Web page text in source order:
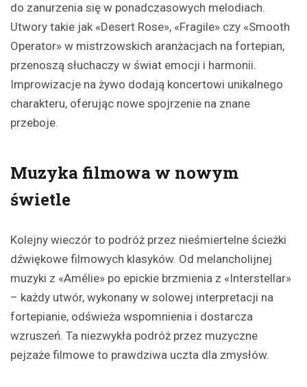
do zanurzenia się w ponadczasowych melodiach.
Utwory takie jak «Desert Rose», «Fragile» czy «Smooth
Operator» w mistrzowskich aranżacjach na fortepian,
przenoszą słuchaczy w świat emocji i harmonii.
Improwizacje na żywo dodają koncertowi unikalnego
charakteru, oferując nowe spojrzenie na znane
przeboje.
Muzyka filmowa w nowym
świetle
Kolejny wieczór to podróż przez nieśmiertelne ścieżki
dźwiękowe filmowych klasyków. Od melancholijnej
muzyki z «Amélie» po epickie brzmienia z «Interstellar»
– każdy utwór, wykonany w solowej interpretacji na
fortepianie, odświeża wspomnienia i dostarcza
wzruszeń. Ta niezwykła podróż przez muzyczne
pejzaże filmowe to prawdziwa uczta dla zmysłów.